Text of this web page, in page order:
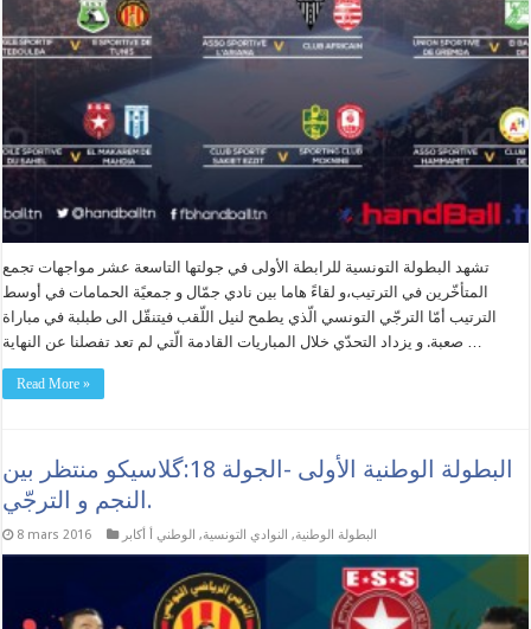
تشهد البطولة التونسية للرابطة الأولى في جولتها التاسعة عشر مواجهات تجمع
المتأخّرين في الترتيب،و لقاءً هاما بين نادي جمّال و جمعيًة الحمامات في أوسط
الترتيب أمّا الترجّي التونسي الّذي يطمح لنيل اللّقب فيتنقّل الى طبلبة في مباراة
صعبة. و يزداد التحدّي خلال المباريات القادمة الّتي لم تعد تفصلنا عن النهاية …
Read More »
البطولة الوطنية الأولى -الجولة 18:گلاسيكو منتظر بين
النجم و الترجّي.
8 mars 2016 البطولة الوطنية, النوادي التونسية, الوطني أ أكابر